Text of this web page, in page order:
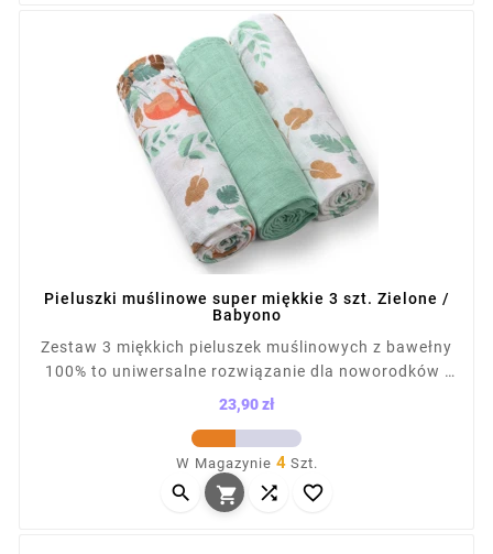
Pieluszki muślinowe super miękkie 3 szt. Zielone /
Babyono
Zestaw 3 miękkich pieluszek muślinowych z bawełny
100% to uniwersalne rozwiązanie dla noworodków i
niemowląt. Sprawdzą się jako otulacz, ręcznik,
lekka tkanina nie podrażnia skóry dziecka. W
komplecie 2 pieluszki z nadrukiem i 1 gładka,
zapakowane w torbę na napy.
23,90 zł
W Magazynie 4Szt.
   